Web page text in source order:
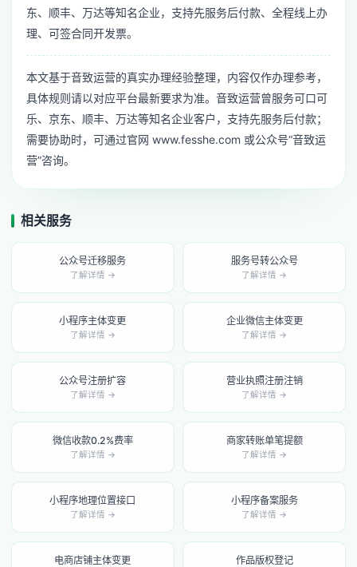
东、顺丰、万达等知名企业，支持先服务后付款、全程线上办
理、可签合同开发票。
本文基于音致运营的真实办理经验整理，内容仅作办理参考，
具体规则请以对应平台最新要求为准。音致运营曾服务可口可
乐、京东、顺丰、万达等知名企业客户，支持先服务后付款；
需要协助时，可通过官网 www.fesshe.com 或公众号“音致运
营”咨询。
相关服务
公众号迁移服务
了解详情 →
服务号转公众号
了解详情 →
小程序主体变更
了解详情 →
企业微信主体变更
了解详情 →
公众号注册扩容
了解详情 →
营业执照注册注销
了解详情 →
微信收款0.2%费率
了解详情 →
商家转账单笔提额
了解详情 →
小程序地理位置接口
了解详情 →
小程序备案服务
了解详情 →
电商店铺主体变更 作品版权登记